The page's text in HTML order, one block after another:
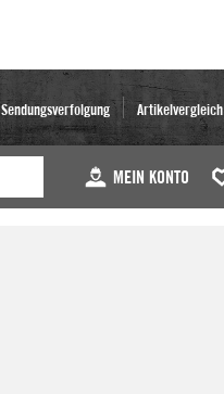
Sendungsverfolgung Artikelvergleich
MEIN KONTO